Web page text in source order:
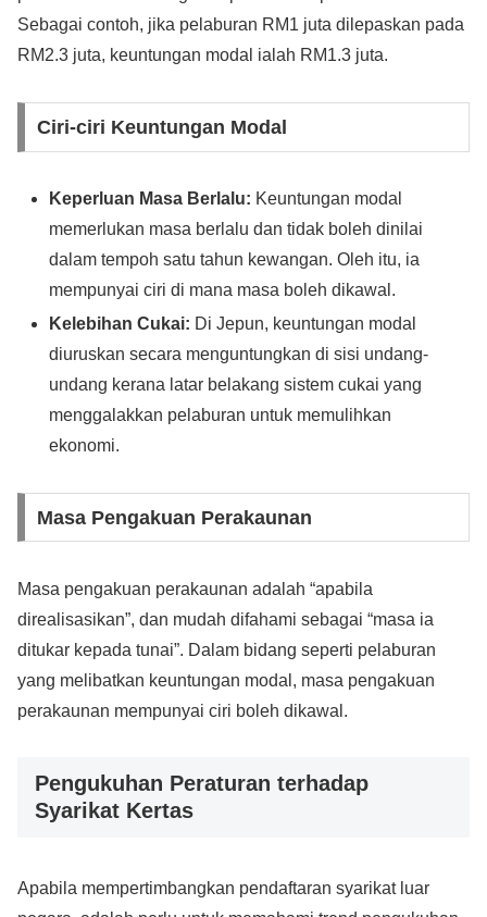
Sebagai contoh, jika pelaburan RM1 juta dilepaskan pada
RM2.3 juta, keuntungan modal ialah RM1.3 juta.
Ciri-ciri Keuntungan Modal
Keperluan Masa Berlalu: Keuntungan modal
memerlukan masa berlalu dan tidak boleh dinilai
dalam tempoh satu tahun kewangan. Oleh itu, ia
mempunyai ciri di mana masa boleh dikawal.
Kelebihan Cukai: Di Jepun, keuntungan modal
diuruskan secara menguntungkan di sisi undang-
undang kerana latar belakang sistem cukai yang
menggalakkan pelaburan untuk memulihkan
ekonomi.
Masa Pengakuan Perakaunan
Masa pengakuan perakaunan adalah “apabila
direalisasikan”, dan mudah difahami sebagai “masa ia
ditukar kepada tunai”. Dalam bidang seperti pelaburan
yang melibatkan keuntungan modal, masa pengakuan
perakaunan mempunyai ciri boleh dikawal.
Pengukuhan Peraturan terhadap
Syarikat Kertas
Apabila mempertimbangkan pendaftaran syarikat luar